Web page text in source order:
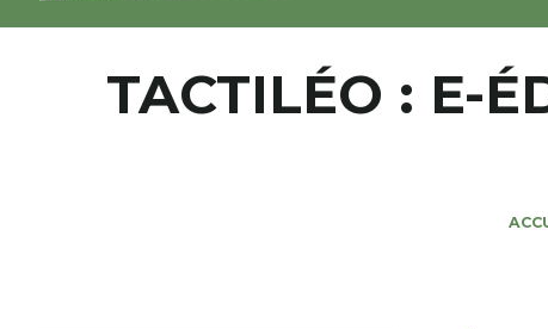
TACTILÉO : E-